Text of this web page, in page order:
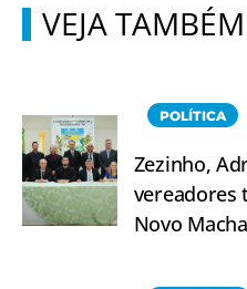
VEJA TAMBÉM
POLÍTICA
Zezinho,
vereadores
Novo